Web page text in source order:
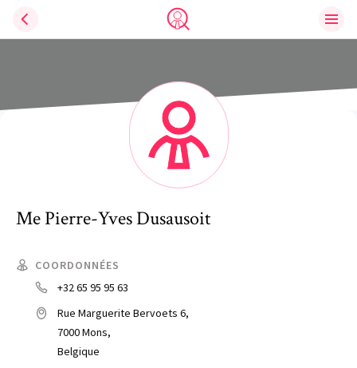
Trouve un avocat
MePierre-YvesDusausoit
COORDONNÉES
+32 65 95 95 63
Rue Marguerite Bervoets 6,
7000 Mons,
Belgique